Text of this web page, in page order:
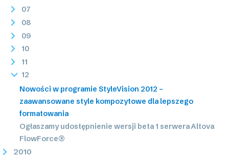
07
08
09
10
11
12
Nowości w programie StyleVision 2012 –
zaawansowane style kompozytowe dla lepszego
formatowania
Ogłaszamy udostępnienie wersji beta 1 serwera Altova
FlowForce®
2010